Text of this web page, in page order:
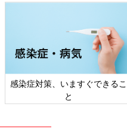
感染症対策、いますぐできるこ
と